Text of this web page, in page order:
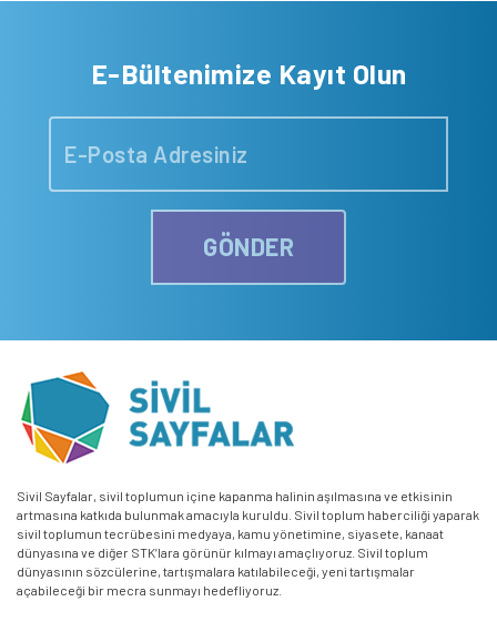
E-Bültenimize Kayıt Olun
GÖNDER
Sivil Sayfalar, sivil toplumun içine kapanma halinin aşılmasına ve etkisinin
artmasına katkıda bulunmak amacıyla kuruldu. Sivil toplum haberciliği yaparak
sivil toplumun tecrübesini medyaya, kamu yönetimine, siyasete, kanaat
dünyasına ve diğer STK’lara görünür kılmayı amaçlıyoruz. Sivil toplum
dünyasının sözcülerine, tartışmalara katılabileceği, yeni tartışmalar
açabileceği bir mecra sunmayı hedefliyoruz.